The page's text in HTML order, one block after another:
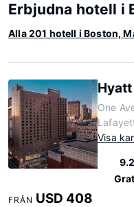
Erbjudna hotell i
Alla 201 hotell i Boston,
One
Visa
FRÅN USD 408